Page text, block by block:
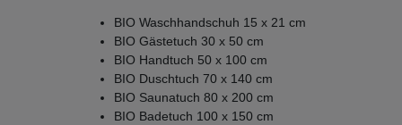
BIO Waschhandschuh 15 x 21 cm
BIO Gästetuch 30 x 50 cm
BIO Handtuch 50 x 100 cm
BIO Duschtuch 70 x 140 cm
BIO Saunatuch 80 x 200 cm
BIO Badetuch 100 x 150 cm